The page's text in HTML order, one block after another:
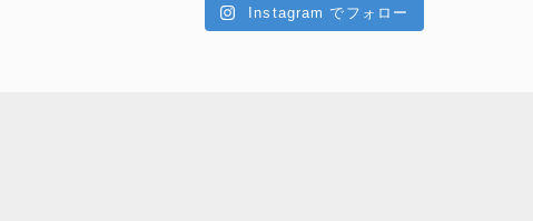
Instagram でフォロー